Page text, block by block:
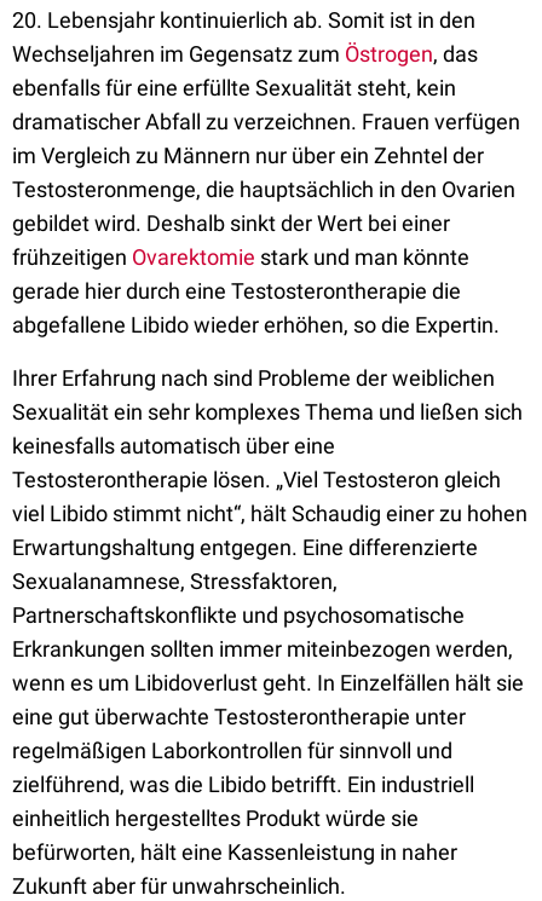
20. Lebensjahr kontinuierlich ab. Somit ist in den
Wechseljahren im Gegensatz zum Östrogen, das
ebenfalls für eine erfüllte Sexualität steht, kein
dramatischer Abfall zu verzeichnen. Frauen verfügen
im Vergleich zu Männern nur über ein Zehntel der
Testosteronmenge, die hauptsächlich in den Ovarien
gebildet wird. Deshalb sinkt der Wert bei einer
frühzeitigen Ovarektomie stark und man könnte
gerade hier durch eine Testosterontherapie die
abgefallene Libido wieder erhöhen, so die Expertin.
Ihrer Erfahrung nach sind Probleme der weiblichen
Sexualität ein sehr komplexes Thema und ließen sich
keinesfalls automatisch über eine
Testosterontherapie lösen. „Viel Testosteron gleich
viel Libido stimmt nicht“, hält Schaudig einer zu hohen
Erwartungshaltung entgegen. Eine differenzierte
Sexualanamnese, Stressfaktoren,
Partnerschaftskonflikte und psychosomatische
Erkrankungen sollten immer miteinbezogen werden,
wenn es um Libidoverlust geht. In Einzelfällen hält sie
eine gut überwachte Testosterontherapie unter
regelmäßigen Laborkontrollen für sinnvoll und
zielführend, was die Libido betrifft. Ein industriell
einheitlich hergestelltes Produkt würde sie
befürworten, hält eine Kassenleistung in naher
Zukunft aber für unwahrscheinlich.